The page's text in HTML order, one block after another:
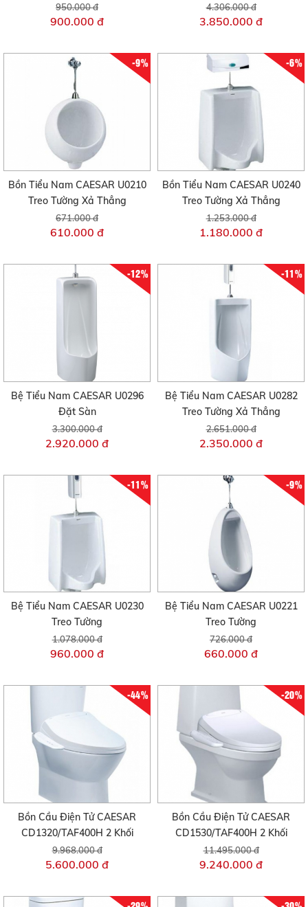
950.000 đ
900.000 đ
4.306.000 đ
3.850.000 đ
-9%
Bồn Tiểu Nam CAESAR U0210
Treo Tường Xả Thẳng
671.000 đ
610.000 đ
-6%
Bồn Tiểu Nam CAESAR U0240
Treo Tường Xả Thẳng
1.253.000 đ
1.180.000 đ
-12%
Bệ Tiểu Nam CAESAR U0296
Đặt Sàn
3.300.000 đ
2.920.000 đ
-11%
Bệ Tiểu Nam CAESAR U0282
Treo Tường Xả Thẳng
2.651.000 đ
2.350.000 đ
-11%
Bệ Tiểu Nam CAESAR U0230
Treo Tường
1.078.000 đ
960.000 đ
-9%
Bệ Tiểu Nam CAESAR U0221
Treo Tường
726.000 đ
660.000 đ
-44%
Bồn Cầu Điện Tử CAESAR
CD1320/TAF400H 2 Khối
9.968.000 đ
5.600.000 đ
-20%
Bồn Cầu Điện Tử CAESAR
CD1530/TAF400H 2 Khối
11.495.000 đ
9.240.000 đ